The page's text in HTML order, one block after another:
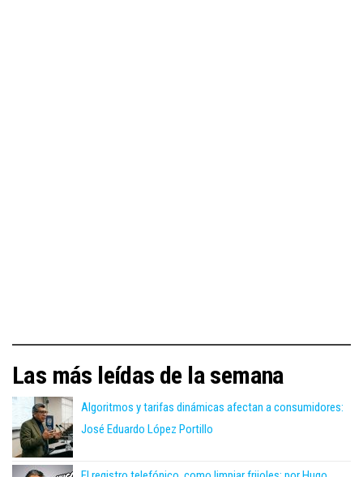
Las más leídas de la semana
Algoritmos y tarifas dinámicas afectan a consumidores:
José Eduardo López Portillo